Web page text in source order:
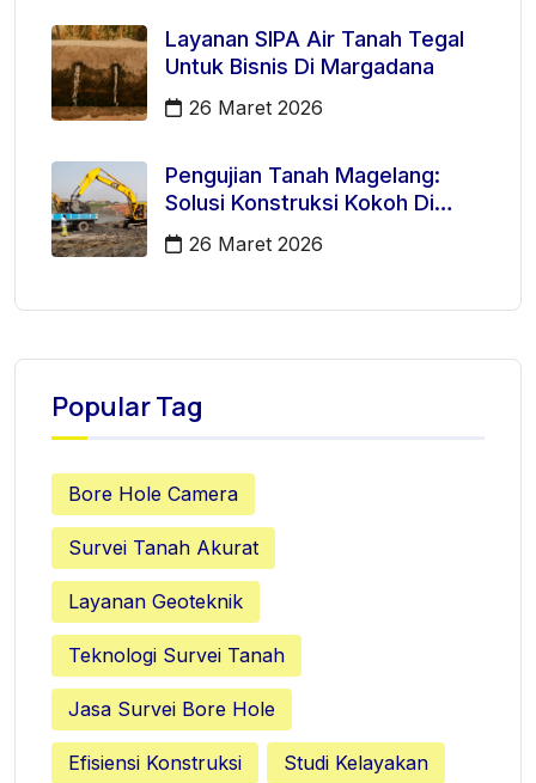
Layanan SIPA Air Tanah Tegal
Untuk Bisnis Di Margadana
26 Maret 2026
Pengujian Tanah Magelang:
Solusi Konstruksi Kokoh Di
Mertoyudan
26 Maret 2026
Popular Tag
Bore Hole Camera
Survei Tanah Akurat
Layanan Geoteknik
Teknologi Survei Tanah
Jasa Survei Bore Hole
Efisiensi Konstruksi Studi Kelayakan